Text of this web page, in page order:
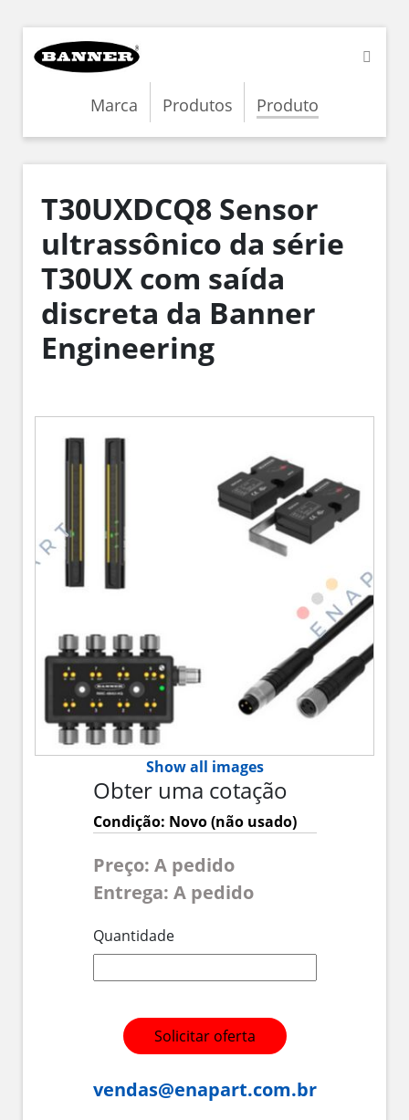
Marca Produtos Produto
T30UXDCQ8 Sensor
ultrassônico da série
T30UX com saída
discreta da Banner
Engineering
Show all images
Obter uma cotação
Condição: Novo (não usado)
Preço: A pedido
Entrega: A pedido
Quantidade
Solicitar oferta
vendas@enapart.com.br